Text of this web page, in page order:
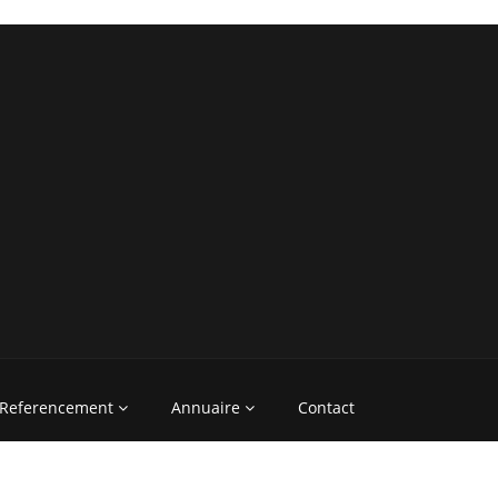
Referencement Annuaire Contact